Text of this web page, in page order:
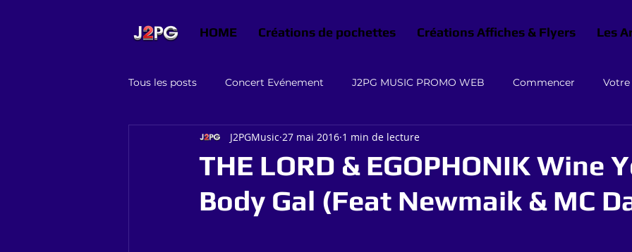
HOME Créations de pochettes Créations Affiches & Flyers Les
Tous les posts Concert Evénement J2PG MUSIC PROMO WEB Commencer
Graphisme conseils Jeux
THE LORD & EGOPHONIK Wine
Body Gal (Feat Newmaik & MC
J2PGMusic 27 mai 2016 1 min de lecture